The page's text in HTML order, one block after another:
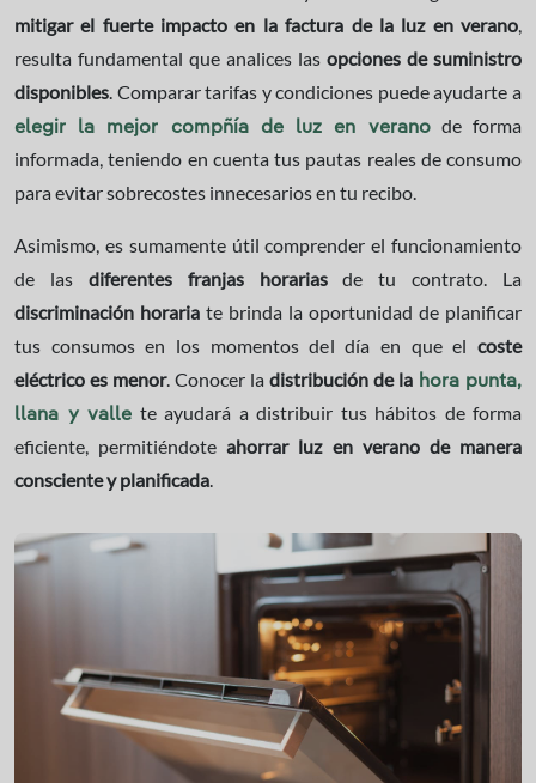
mitigar el fuerte impacto en la factura de la luz en verano
resulta fundamental que analices las opciones de suministro
disponibles . Comparar tarifas y condiciones puede ayudarte a
elegir la mejor compñía de luz en veranode forma
informada, teniendo en cuenta tus pautas reales de consumo
para evitar sobrecostes innecesarios en tu recibo.
Asimismo, es sumamente útil comprender el funcionamiento
de lasdiferentes franjas horariasde tu contrato. La
discriminación horaria te brinda la oportunidad de planificar
tus consumos en los momentos del día en que el coste
eléctrico es menor. Conocer la distribución de la hora punta,
llana y valle te ayudará a distribuir tus hábitos de forma
eficiente, permitiéndoteahorrar luz en verano de manera
consciente y planificada